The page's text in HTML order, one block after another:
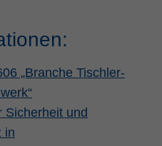
„Branche Tischler-
Sicherheit und
in